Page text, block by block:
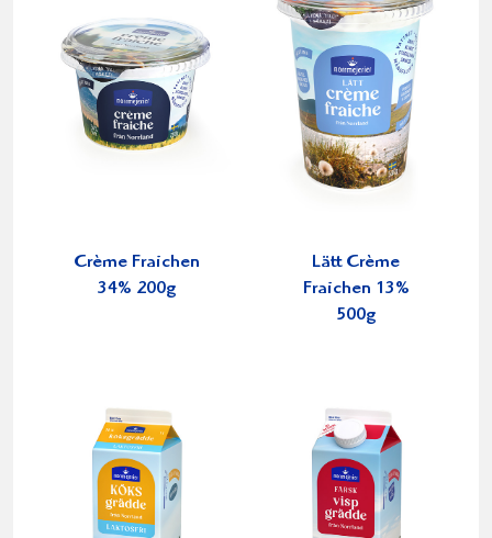
Crème Fraichen
34% 200g
Lätt Crème
Fraichen 13%
500g